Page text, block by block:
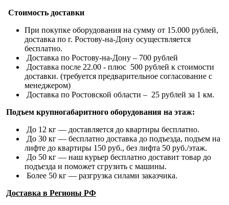
Стоимость доставки
При покупке оборудования на сумму от 15.000 рублей,
доставка по г. Ростову-на-Дону осуществляется
бесплатно.
Доставка по Ростову-на-Дону – 700 рублей
Доставка после 22.00 - плюс 500 рублей к стоимости
доставки. (требуется предварительное согласование с
менеджером)
Доставка по Ростовской области – 25 рублей за 1 км.
Подъем крупногабаритного оборудования на этаж:
До 12 кг — доставляется до квартиры бесплатно.
До 30 кг — бесплатно доставка до подъезда, подъем на
лифте до квартиры 150 руб., без лифта 50 руб./этаж.
До 50 кг — наш курьер бесплатно доставит товар до
подъезда и поможет сгрузить с машины.
Более 50 кг — разгрузка силами заказчика.
Доставка в Регионы РФ